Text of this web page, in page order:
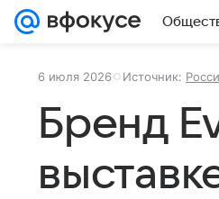
6 июля 2026 Источник:
Бренд